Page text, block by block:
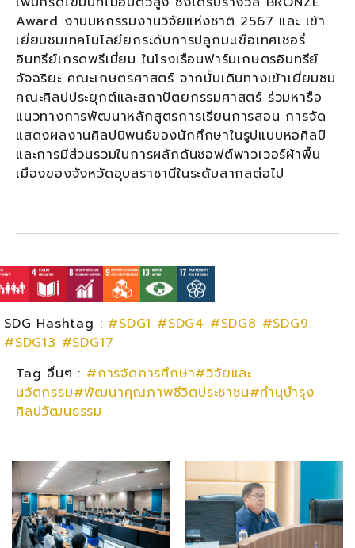
Award งานมหกรรมงานวิจัยแห่งชาติ 2567 และ เข้า
เยี่ยมชมเทคโนโลยียกระดับการปลูกมะเขือเทศเชอรี่
อินทรีย์เกรดพรีเมี่ยม ในโรงเรือนฟาร์มเกษตรอินทรีย์
อัจฉริยะ คณะเกษตรศาสตร์ จากนั้นเดินทางเข้าเยี่ยมชม
คณะศิลปประยุกต์และสถาปัตยกรรมศาสตร์ ร่วมหารือ
แนวทางการพัฒนาหลักสูตรการเรียนการสอน การจัด
แสดงผลงานศิลปนิพนธ์ของนักศึกษาในรูปแบบหอศิลป์
และการมีส่วนรวมในการผลักดันซอฟต์พาวเวอร์ผ้าพื้น
เมืองของจังหวัดอุบลราชานีในระดับสากลต่อไป
SDG Hashtag : #SDG1 #SDG4 #SDG8 #SDG9
#SDG13 #SDG17
Tag อื่นๆ : #การจัดการศึกษา#วิจัยและ
นวัตกรรม#พัฒนาคุณภาพชีวิตประชาชน#ทำนุบำรุง
ศิลปวัฒนธรรม